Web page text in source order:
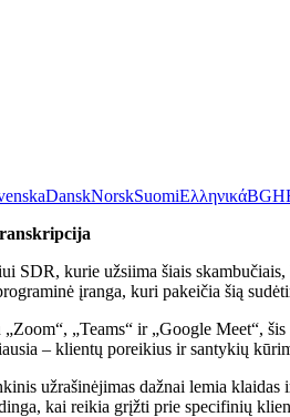
DanskNorskSuomiΕλληνικάBG
SDR, kurie užsiima šiais
įranga, kuri pakeičia šią
„Teams“ ir „Google Meet“,
– klientų poreikius ir santykių
užrašinėjimas dažnai lemia klaidas
kai reikia grįžti prie specifinių